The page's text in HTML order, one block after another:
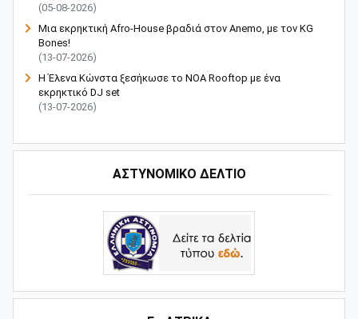
(05-08-2026)
Μια εκρηκτική Afro-House βραδιά στον Anemo, με τον KG
Bones!
(13-07-2026)
Η Έλενα Κώνστα ξεσήκωσε το NOA Rooftop με ένα
εκρηκτικό DJ set
(13-07-2026)
ΑΣΤΥΝΟΜΙΚΟ ΔΕΛΤΙΟ